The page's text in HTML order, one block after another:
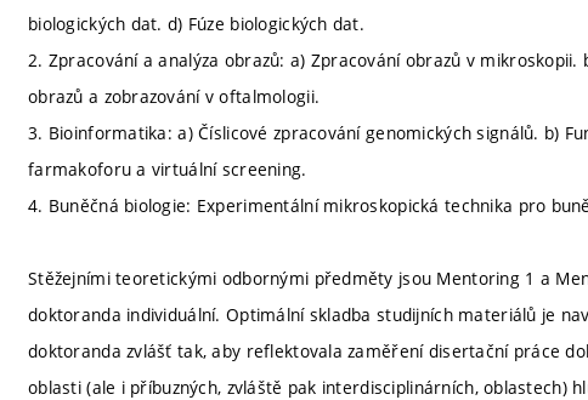
biologických dat. d) Fúze biologických dat.
2. Zpracování a analýza obrazů: a) Zpracování obrazů v
obrazů a zobrazování v oftalmologii.
3. Bioinformatika: a) Číslicové zpracování genomických signálů. b)
farmakoforu a virtuální screening.
4. Buněčná biologie: Experimentální mikroskopická technika pro
Stěžejními teoretickými odbornými předměty jsou Mentoring 1 a
doktoranda individuální. Optimální skladba studijních materiálů je
doktoranda zvlášť tak, aby reflektovala zaměření disertační práce
oblasti (ale i příbuzných, zvláště pak interdisciplinárních, oblastech)